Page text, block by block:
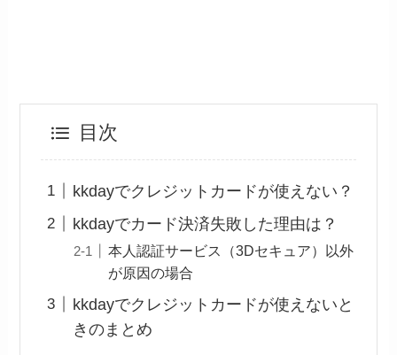
目次
kkdayでクレジットカードが使えない？
kkdayでカード決済失敗した理由は？
本人認証サービス（3Dセキュア）以外
が原因の場合
kkdayでクレジットカードが使えないと
きのまとめ